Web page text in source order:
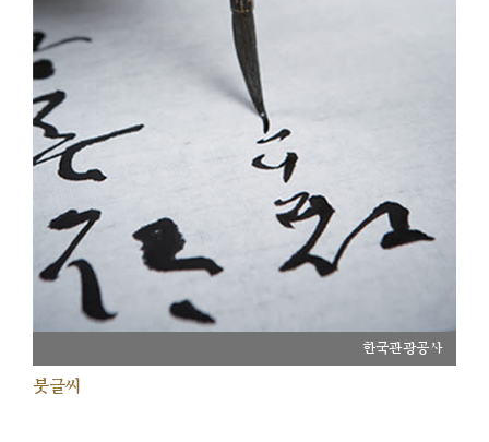
한국관광공사
붓글씨